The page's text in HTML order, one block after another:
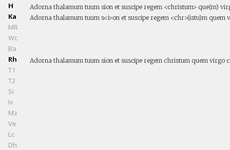
H
Adorna thalamum tuum sion et suscipe regem <christum> que(m)
Ka Adorna thalamum tuum s<i>on et suscipe regem <chr>(istu)m
MR
Wc
Ba
Rh
Adorna thalamum tuum sion et suscipe regem christum quem
T1
T2
Si
Iv
Mz
Ve
Lc
Dh